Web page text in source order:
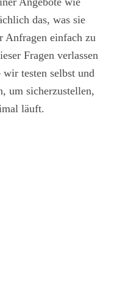
das, was sie
Anfragen einfach zu
Fragen verlassen
testen selbst und
um sicherzustellen,
läuft.